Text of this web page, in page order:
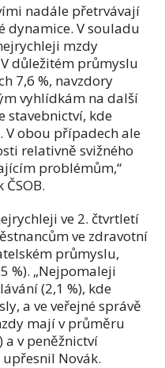
nadále přetrvávají
dynamice. V souladu
mzdy
důležitém průmyslu
7,6 %, navzdory
vyhlídkám na další
stavebnictví, kde
V obou případech ale
relativně svižného
problémům,“
ve 2. čtvrtletí
ve zdravotní
průmyslu,
%). „Nejpomaleji
(2,1 %), kde
a ve veřejné správě
mají v průměru
a v peněžnictví
upřesnil Novák.